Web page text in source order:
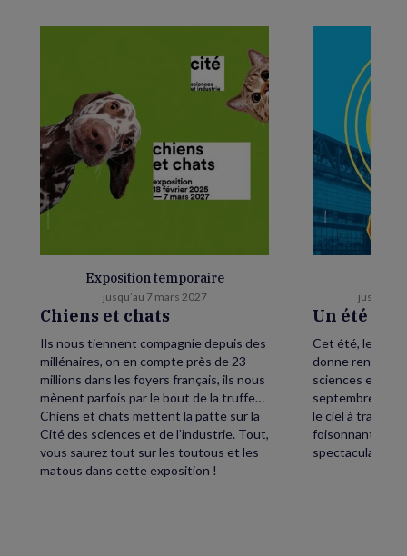
Exposition temporaire
jusqu’au 7 mars 2027
Chiens et chats
Ils nous tiennent compagnie depuis des
millénaires, on en compte près de 23
millions dans les foyers français, ils nous
mènent parfois par le bout de la truffe…
Chiens et chats mettent la patte sur la
Cité des sciences et de l’industrie. Tout,
vous saurez tout sur les toutous et les
matous dans cette exposition !
jusqu’au
Un été
Cet été, levez
donne rendez-
sciences et de
septembre,
le ciel à travers
foisonnant
spectaculaire